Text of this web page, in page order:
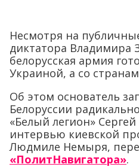
Несмотря на
диктатора Владимира
белорусская армия
Украиной, а со
Об этом основатель
Белоруссии
«Белый легион»
интервью киевской
Людмиле Немыря,
«ПолитНавигатора».